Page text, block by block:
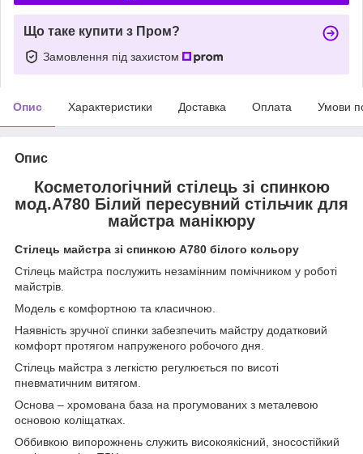
Що таке купити з Пром?
Замовлення під захистом
Опис Характеристики Доставка Оплата Умови
Опис
Косметологічний стілець зі спинкою
мод.А780 Білий пересувний стільчик для
майстра манікюру
Стілець майстра зі спинкою А780 білого кольору
Стілець майстра послужить незамінним помічником у роботі
майстрів.
Модель є комфортною та класичною.
Наявність зручної спинки забезпечить майстру додатковий
комфорт протягом напруженого робочого дня.
Стілець майстра з легкістю регулюється по висоті
пневматичним витягом.
Основа – хромована база на прогумованих з металевою
основою коліщатках.
Оббивкою випорожнень служить високоякісний, зносостійкий